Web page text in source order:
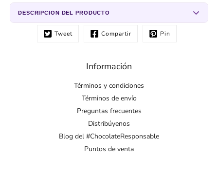
DESCRIPCION DEL PRODUCTO
Tweet Compartir Pin
Información
Términos y condiciones
Términos de envío
Preguntas frecuentes
Distribúyenos
Blog del #ChocolateResponsable
Puntos de venta